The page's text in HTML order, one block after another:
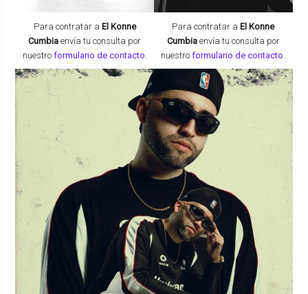
Para contratar a El Konne
Cumbia envía tu consulta por
nuestro formulario de contacto.
Para contratar a El Konne
Cumbiaenvía tu consulta por
nuestroformulario de contacto.